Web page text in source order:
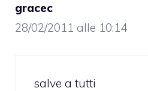
gracec
28/02/2011 alle 10:14
salve a tutti